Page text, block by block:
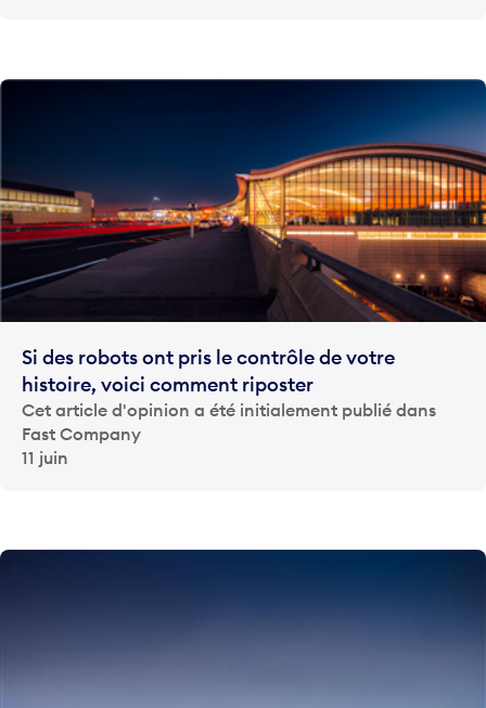
Si des robots ont pris le contrôle de votre
histoire, voici comment riposter
Cet article d'opinion a été initialement publié dans
Fast Company
11 juin